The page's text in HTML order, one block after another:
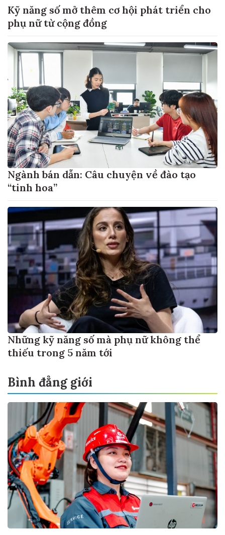
Kỹ năng số mở thêm cơ hội phát triển cho
phụ nữ từ cộng đồng
Ngành bán dẫn: Câu chuyện về đào tạo
“tinh hoa”
Những kỹ năng số mà phụ nữ không thể
thiếu trong 5 năm tới
Bình đẳng giới